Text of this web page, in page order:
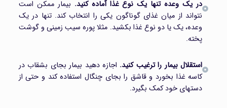
در یک وعده تنها یک نوع غذا آماده کنید. بیمار ممکن است
نتواند از میان غذای گوناگون یکی را انتخاب کند. تنها در یک
وعده، یک یا دو نوع غذا بکشید. مثلا پوره سیب زمینی و گوشت
پخته.
استقلال بیمار را ترغیب کنید. اجازه دهید بیمار بجای بشقاب در
کاسه غذا بخورد و قاشق را بجای چنگال استفاده کند و حتی از
دستهای خود کمک بگیرد.